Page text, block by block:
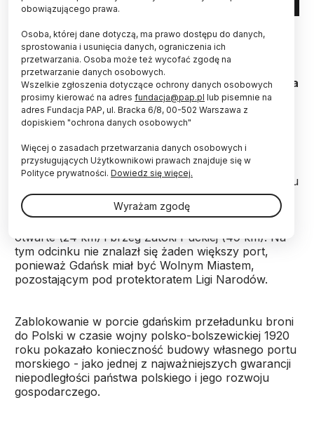
100 lat temu, 23 września 1922 r. Sejm przyjął
ustawę upoważniającą rząd do budowy portu
morskiego w Gdyni. W ciągu kilkunastu lat rybacka
osada przekształciła się w jeden z
najnowocześniejszych portów Europy, wokół
którego powstało miasto liczące ponad 120 tys.
Po zakończeniu I wojny światowej, na mocy Traktatu
Wersalskiego Polska uzyskała dostęp do Morza
Bałtyckiego na odcinku 147 km, w skład którego
otwarte (24 km) i brzeg Zatoki Puckiej (49 km). Na
tym odcinku nie znalazł się żaden większy port,
ponieważ Gdańsk miał być Wolnym Miastem,
pozostającym pod protektoratem Ligi Narodów.
Zablokowanie w porcie gdańskim przeładunku broni
do Polski w czasie wojny polsko-bolszewickiej 1920
roku pokazało konieczność budowy własnego portu
morskiego - jako jednej z najważniejszych gwarancji
niepodległości państwa polskiego i jego rozwoju
gospodarczego.
obowiązującego prawa.
Osoba, której dane dotyczą, ma prawo dostępu do danych,
sprostowania i usunięcia danych, ograniczenia ich
przetwarzania. Osoba może też wycofać zgodę na
przetwarzanie danych osobowych.
Wszelkie zgłoszenia dotyczące ochrony danych osobowych
prosimy kierować na adres fundacja@pap.pl lub pisemnie na
adres Fundacja PAP, ul. Bracka 6/8, 00-502 Warszawa z
dopiskiem "ochrona danych osobowych"
Więcej o zasadach przetwarzania danych osobowych i
przysługujących Użytkownikowi prawach znajduje się w
Polityce prywatności. Dowiedz się więcej.
Wyrażam zgodę